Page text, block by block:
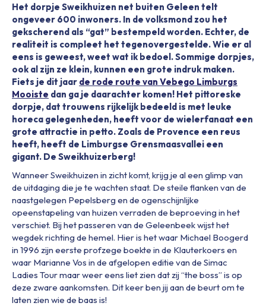
Het dorpje Sweikhuizen net buiten Geleen telt
ongeveer 600 inwoners. In de volksmond zou het
gekscherend als “gat” bestempeld worden. Echter, de
realiteit is compleet het tegenovergestelde. Wie er al
eens is geweest, weet wat ik bedoel. Sommige dorpjes,
ook al zijn ze klein, kunnen een grote indruk maken.
Fiets je dit jaar de rode route van Vebego Limburgs
Mooiste dan ga je daarachter komen! Het pittoreske
dorpje, dat trouwens rijkelijk bedeeld is met leuke
horeca gelegenheden, heeft voor de wielerfanaat een
grote attractie in petto. Zoals de Provence een reus
heeft, heeft de Limburgse Grensmaasvallei een
gigant. De Sweikhuizerberg!
Wanneer Sweikhuizen in zicht komt, krijg je al een glimp van
de uitdaging die je te wachten staat. De steile flanken van de
naastgelegen Pepelsberg en de ogenschijnlijke
opeenstapeling van huizen verraden de beproeving in het
verschiet. Bij het passeren van de Geleenbeek wijst het
wegdek richting de hemel. Hier is het waar Michael Boogerd
in 1996 zijn eerste profzege boekte in de Klauterkoers en
waar Marianne Vos in de afgelopen editie van de Simac
Ladies Tour maar weer eens liet zien dat zij “the boss” is op
deze zware aankomsten. Dit keer ben jij aan de beurt om te
laten zien wie de baas is!